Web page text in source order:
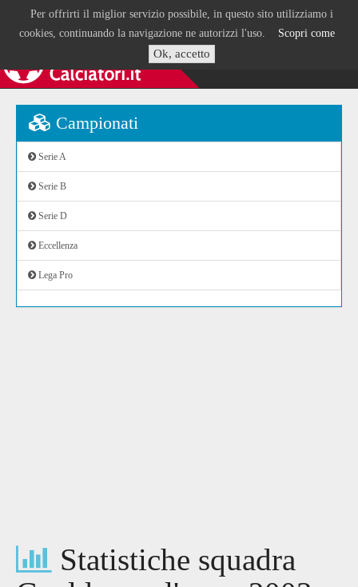
Per offrirti il miglior servizio possibile, in questo sito utilizziamo i
cookies, continuando la navigazione ne autorizzi l'uso. Scopri come
Ok, accetto
Campionati
Serie A
Serie B
Serie D
Eccellenza
Lega Pro
Statistiche squadra